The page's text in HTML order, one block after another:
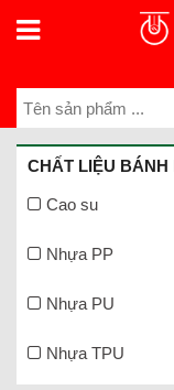
CHẤT LIỆU BÁNH
Cao su
Nhựa PP
Nhựa PU
Nhựa TPU